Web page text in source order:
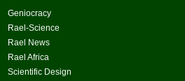
Geniocracy
Rael-Science
Rael News
Rael Africa
Scientific Design